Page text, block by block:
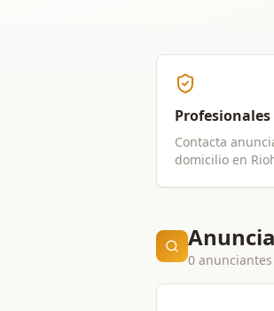
Contacta
domicilio en
0